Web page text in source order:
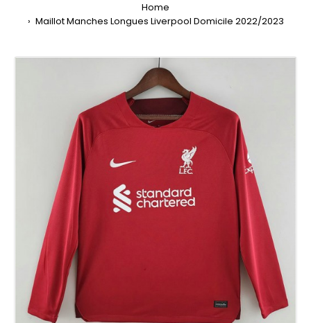
Home
Maillot Manches Longues Liverpool Domicile 2022/2023